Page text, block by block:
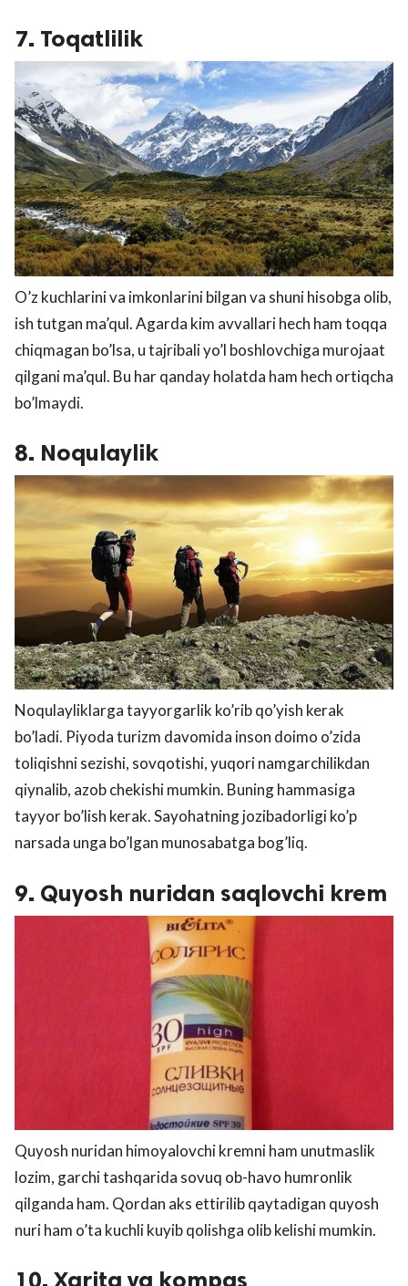
7. Toqatlilik
O’z kuchlarini va imkonlarini bilgan va shuni hisobga olib,
ish tutgan ma’qul. Agarda kim avvallari hech ham toqqa
chiqmagan bo’lsa, u tajribali yo’l boshlovchiga murojaat
qilgani ma’qul. Bu har qanday holatda ham hech ortiqcha
bo’lmaydi.
8. Noqulaylik
Noqulayliklarga tayyorgarlik ko’rib qo’yish kerak
bo’ladi. Piyoda turizm davomida inson doimo o’zida
toliqishni sezishi, sovqotishi, yuqori namgarchilikdan
qiynalib, azob chekishi mumkin. Buning hammasiga
tayyor bo’lish kerak. Sayohatning jozibadorligi ko’p
narsada unga bo’lgan munosabatga bog’liq.
9. Quyosh nuridan saqlovchi krem
Quyosh nuridan himoyalovchi kremni ham unutmaslik
lozim, garchi tashqarida sovuq ob-havo humronlik
qilganda ham. Qordan aks ettirilib qaytadigan quyosh
nuri ham o’ta kuchli kuyib qolishga olib kelishi mumkin.